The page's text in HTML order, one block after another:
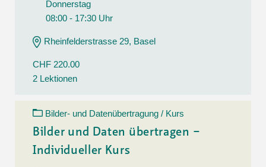
Donnerstag
08:00 - 17:30 Uhr
Rheinfelderstrasse 29, Basel
CHF 220.00
2 Lektionen
Bilder- und Datenübertragung / Kurs
Bilder und Daten übertragen –
Individueller Kurs